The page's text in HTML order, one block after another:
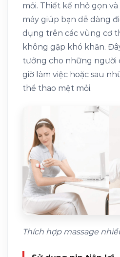
mỏi. Thiết kế nhỏ gọn
máy giúp bạn dễ dàng
dụng trên các vùng cơ
không gặp khó khăn.
tưởng cho những người
giờ làm việc hoặc sau
thể thao mệt mỏi.
Thích hợp massage